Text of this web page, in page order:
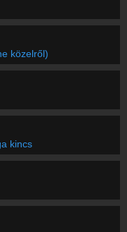
közelről)
kincs